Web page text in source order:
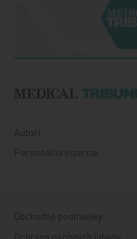
Autori
Personálna inzercia
Obchodné podmienky
Ochrana osobných údajov